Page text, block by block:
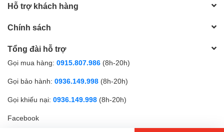
Hỗ trợ khách hàng
Chính sách
Tổng đài hỗ trợ
Gọi mua hàng: 0915.807.986 (8h-20h)
Gọi bảo hành: 0936.149.998 (8h-20h)
Gọi khiếu nại: 0936.149.998 (8h-20h)
Facebook